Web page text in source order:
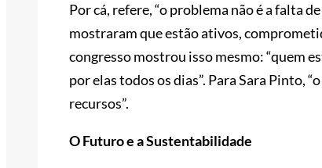
Por cá, refere, “o problema não é a falta
mostraram que estão ativos,
congresso mostrou isso mesmo: “quem
por elas todos os dias”. Para Sara Pinto,
recursos”.
O Futuro e a Sustentabilidade